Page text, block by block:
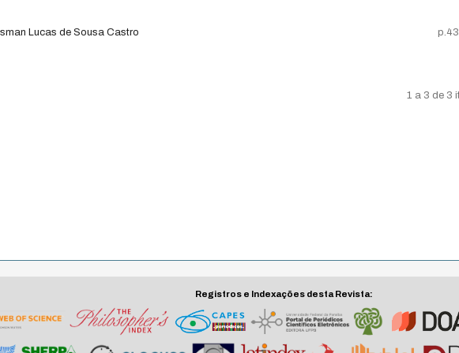
Lucas de Sousa Castro
1 a 3 de 3
Registros e Indexações desta Revista: